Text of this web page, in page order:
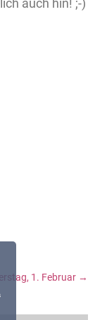
auch hin! ;-)
1. Februar →